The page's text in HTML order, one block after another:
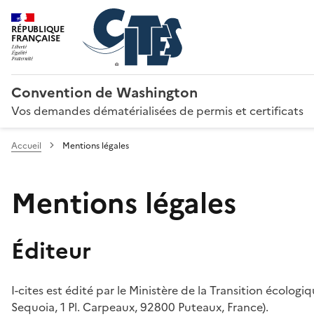
RÉPUBLIQUE
FRANÇAISE
Convention de Washington
Vos demandes dématérialisées de permis et certificats
Accueil Mentions légales
Mentions légales
Éditeur
I-cites est édité par le Ministère de la Transition
Sequoia, 1 Pl. Carpeaux, 92800 Puteaux, France).